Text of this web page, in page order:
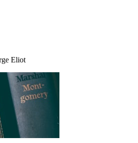
Eliot